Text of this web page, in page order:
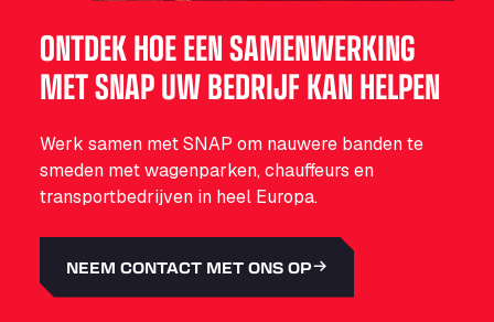
ONTDEK HOE EEN SAMENWERKING
MET SNAP UW BEDRIJF KAN HELPEN
Werk samen met SNAP om nauwere banden te
smeden met wagenparken, chauffeurs en
transportbedrijven in heel Europa.
NEEM CONTACT MET ONS OP